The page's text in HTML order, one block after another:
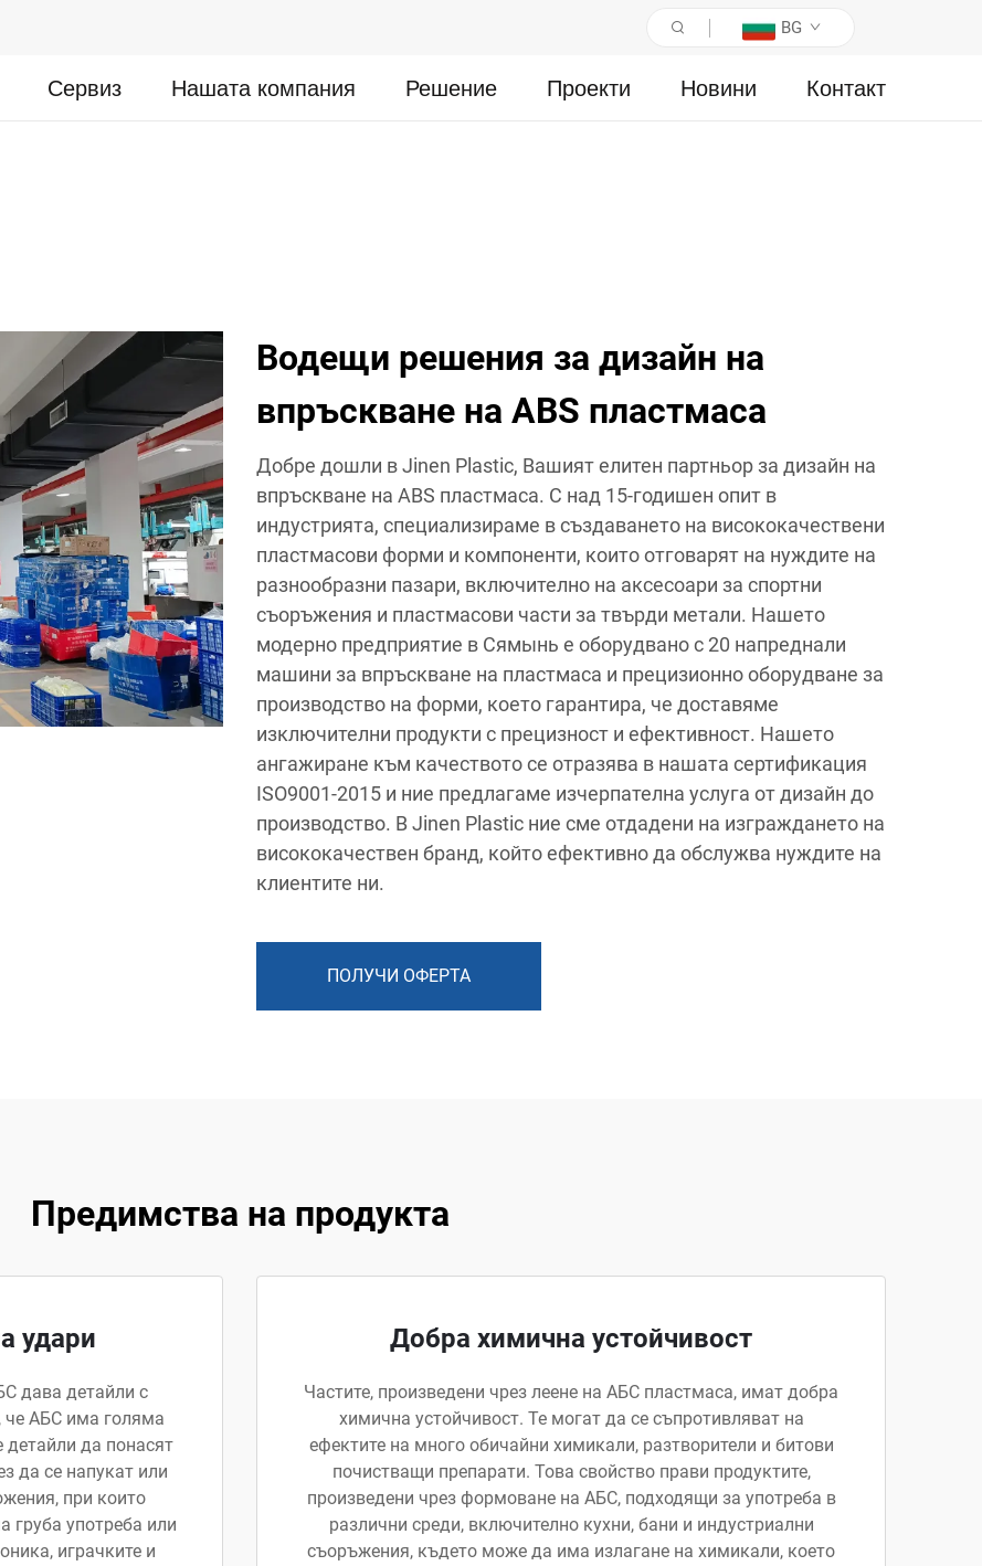
BG
Сервиз Нашата компания Решение Проекти Новини Контакт
Водещи решения за дизайн на
впръскване на ABS пластмаса
Добре дошли в Jinen Plastic, Вашият елитен партньор за дизайн на
впръскване на ABS пластмаса. С над 15-годишен опит в
индустрията, специализираме в създаването на висококачествени
пластмасови форми и компоненти, които отговарят на нуждите на
разнообразни пазари, включително на аксесоари за спортни
съоръжения и пластмасови части за твърди метали. Нашето
модерно предприятие в Сямынь е оборудвано с 20 напреднали
машини за впръскване на пластмаса и прецизионно оборудване за
производство на форми, което гарантира, че доставяме
изключителни продукти с прецизност и ефективност. Нашето
ангажиране към качеството се отразява в нашата сертификация
ISO9001-2015 и ние предлагаме изчерпателна услуга от дизайн до
производство. В Jinen Plastic ние сме отдадени на изграждането на
висококачествен бранд, който ефективно да обслужва нуждите на
клиентите ни.
ПОЛУЧИ ОФЕРТА
Предимства на продукта
удари
дава детайли с
че АБС има голяма
да понасят
да се напукат или
при които
груба употреба или
играчките и
Добра химична устойчивост
Частите, произведени чрез леене на АБС пластмаса, имат добра
химична устойчивост. Те могат да се съпротивляват на
ефектите на много обичайни химикали, разтворители и битови
почистващи препарати. Това свойство прави продуктите,
произведени чрез формоване на АБС, подходящи за употреба в
различни среди, включително кухни, бани и индустриални
съоръжения, където може да има излагане на химикали, което